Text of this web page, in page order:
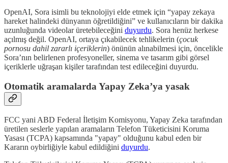
OpenAI, Sora isimli bu teknolojiyi elde etmek için “yapay zekaya
hareket halindeki dünyanın öğretildiğini” ve kullanıcıların bir dakika
uzunluğunda videolar üretebileceğini duyurdu. Sora henüz herkese
açılmış değil. OpenAI, ortaya çıkabilecek tehlikelerin (çocuk
pornosu dahil zararlı içeriklerin) önünün alınabilmesi için, öncelikle
Sora’nın belirlenen profesyoneller, sinema ve tasarım gibi görsel
içeriklerle uğraşan kişiler tarafından test edileceğini duyurdu.
Otomatik aramalarda Yapay Zeka’ya yasak
FCC yani ABD Federal İletişim Komisyonu, Yapay Zeka tarafından
üretilen seslerle yapılan aramaların Telefon Tüketicisini Koruma
Yasası (TCPA) kapsamında "yapay" olduğunu kabul eden bir
Kararın oybirliğiyle kabul edildiğini duyurdu.